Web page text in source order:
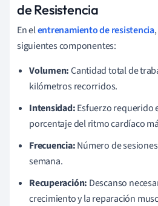
de Resistencia
En elentrenamiento de resistencia
siguientes componentes:
Volumen:Cantidad total de
kilómetros recorridos.
Intensidad:Esfuerzo requerido
porcentaje del ritmo cardíaco
Frecuencia:Número de
semana.
Recuperación: Descanso
crecimiento y la reparación